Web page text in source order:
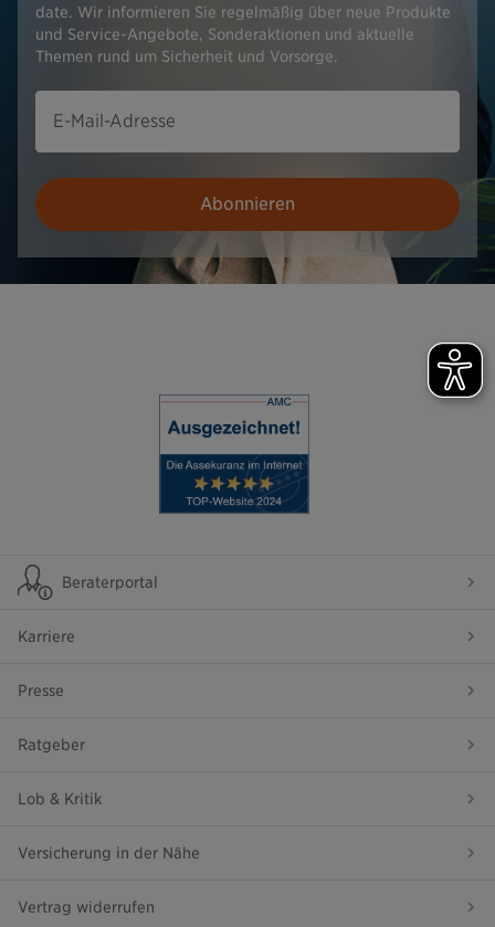
date. Wir informieren Sie regelmäßig über neue Produkte
und Service-Angebote, Sonderaktionen und aktuelle
Themen rund um Sicherheit und Vorsorge.
E-Mail-Adresse
Abonnieren
Beraterportal
Karriere
Presse
Ratgeber
Lob & Kritik
Versicherung in der Nähe
Vertrag widerrufen